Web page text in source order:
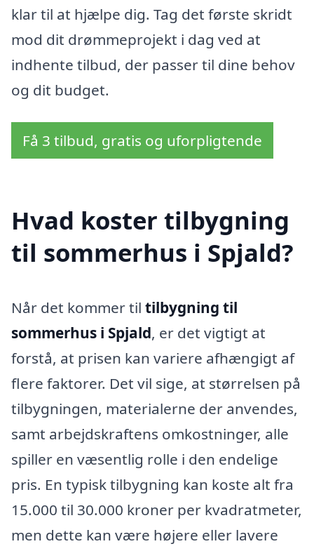
klar til at hjælpe dig. Tag det første skridt
mod dit drømmeprojekt i dag ved at
indhente tilbud, der passer til dine behov
og dit budget.
Få 3 tilbud, gratis og uforpligtende
Hvad koster tilbygning
til sommerhus i Spjald?
Når det kommer til tilbygning til
sommerhus i Spjald, er det vigtigt at
forstå, at prisen kan variere afhængigt af
flere faktorer. Det vil sige, at størrelsen på
tilbygningen, materialerne der anvendes,
samt arbejdskraftens omkostninger, alle
spiller en væsentlig rolle i den endelige
pris. En typisk tilbygning kan koste alt fra
15.000 til 30.000 kroner per kvadratmeter,
men dette kan være højere eller lavere